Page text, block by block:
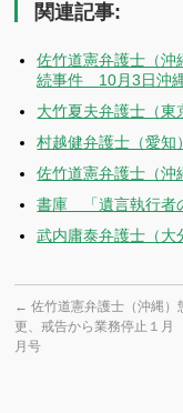
関連記事:
佐竹道憲弁護士（
続事件 10月3日沖
大竹夏夫弁護士（
村越健弁護士（愛
佐竹道憲弁護士（
書庫 「遺言執行者
武内庸泰弁護士（
← 佐竹道憲弁護士（沖縄）
更、戒告から業務停止１
月号